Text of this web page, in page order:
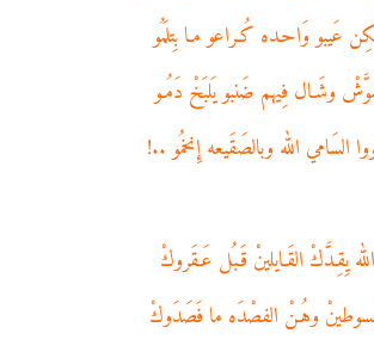
عَيبو وَاحـده كُـراعو مـا بِتلَمُو
وشَـال فِيهم ضَنبو يَلبَخْ دَمُـو
السَامي الله وبالصَقَيعه إِنخمُو ..!
الله يِقِـدَّكْ القَـايلينْ قَـبُل عَـقَروكْ
وهُـنْ الفصْدَه ما فَصَدَوكْ